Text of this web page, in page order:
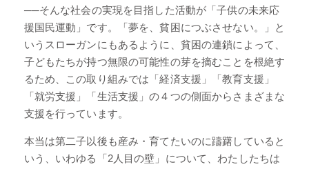
──そんな社会の実現を目指した活動が「子供の未来応
援国民運動」です。「夢を、貧困につぶさせない。」と
いうスローガンにもあるように、貧困の連鎖によって、
子どもたちが持つ無限の可能性の芽を摘むことを根絶す
るため、この取り組みでは「経済支援」「教育支援」
「就労支援」「生活支援」の４つの側面からさまざまな
支援を行っています。
本当は第二子以後も産み・育てたいのに躊躇していると
いう、いわゆる「2人目の壁」について、わたしたちは